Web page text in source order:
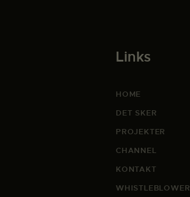
Links
HOME
DET SKER
PROJEKTER
CHANNEL
KONTAKT
WHISTLEBLOWER